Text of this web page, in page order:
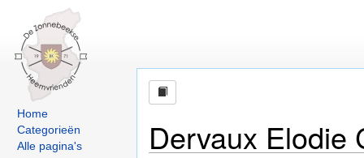
Home
Categorieën
Alle pagina's
Dervaux Elodie